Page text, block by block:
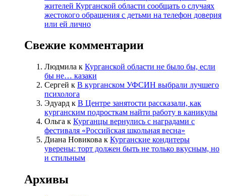
жителей Курганской области сообщать о случаях
жестокого обращения с детьми на телефон доверия
или ей лично
Свежие комментарии
Людмила к Курганской области не было бы, если
бы не… казаки
Сергей к В курганском УФСИН выбрали лучшего
психолога
Эдуард к В Центре занятости рассказали, как
курганским подросткам найти работу в каникулы
Ольга к Курганцы вернулись с наградами с
фестиваля «Российская школьная весна»
Диана Новикова к Курганские кондитеры
уверены: торт должен быть не только вкусным, но
и стильным
Архивы